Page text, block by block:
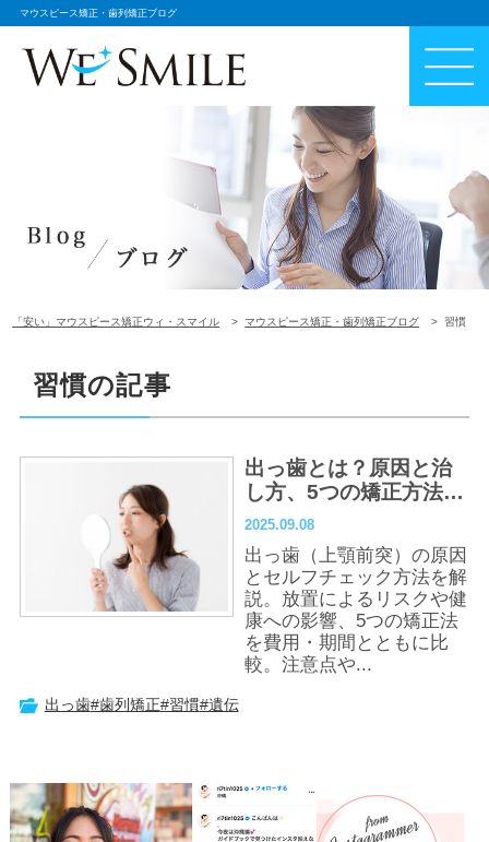
マウスピース矯正・歯列矯正ブログ
「安い」マウスピース矯正ウィ・スマイル マウスピース矯正・歯列矯正ブログ 習慣
習慣の記事
出っ歯とは？原因と治
し方、5つの矯正方法と
注意点を解説
2025.09.08
出っ歯（上顎前突）の原因
とセルフチェック方法を解
説。放置によるリスクや健
康への影響、5つの矯正法
を費用・期間とともに比
較。注意点や...
出っ歯#歯列矯正#習慣#遺伝